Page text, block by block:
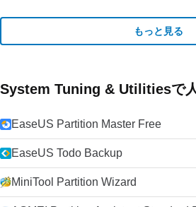
もっと見る
System Tuning & Utilitiesで
EaseUS Partition Master Free
EaseUS Todo Backup
MiniTool Partition Wizard